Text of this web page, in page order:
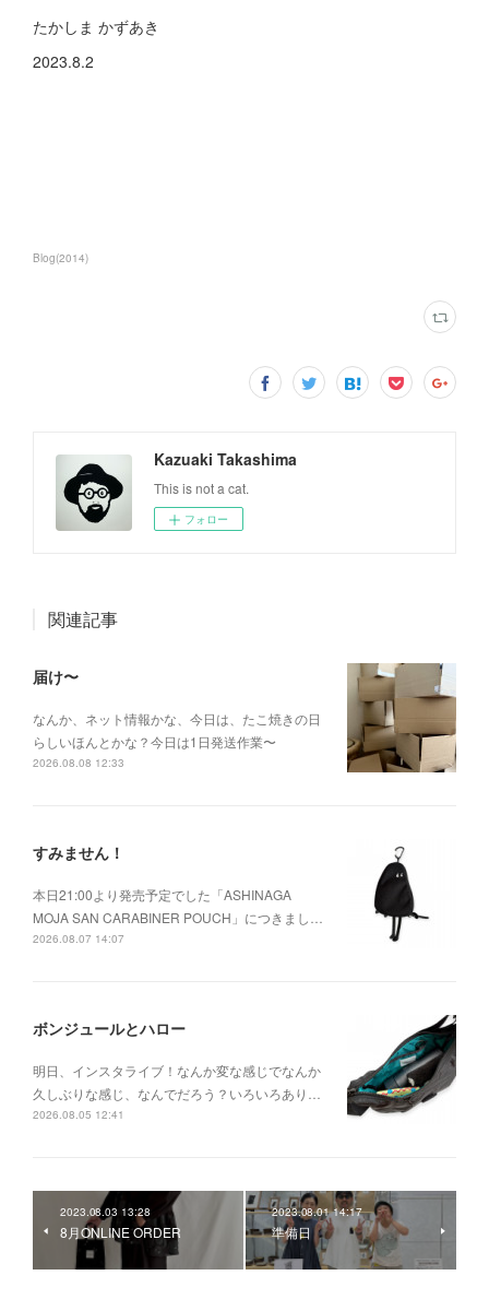
たかしま かずあき
2023.8.2
Blog(2014)
Kazuaki Takashima
This is not a cat.
フォロー
関連記事
届け〜
なんか、ネット情報かな、今日は、たこ焼きの日
らしいほんとかな？今日は1日発送作業〜
2026.08.08 12:33
すみません！
本日21:00より発売予定でした「ASHINAGA
MOJA SAN CARABINER POUCH」につきまし…
2026.08.07 14:07
ボンジュールとハロー
明日、インスタライブ！なんか変な感じでなんか
久しぶりな感じ、なんでだろう？いろいろあり…
2026.08.05 12:41
2023.08.03 13:28
8月ONLINE ORDER
2023.08.01 14:17
準備日